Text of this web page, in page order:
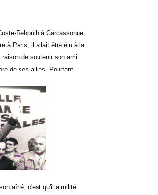
Reboulh à Carcassonne,
à Paris, il allait être élu à la
de soutenir son ami
de ses alliés. Pourtant...
aîné, c'est qu'il a milité